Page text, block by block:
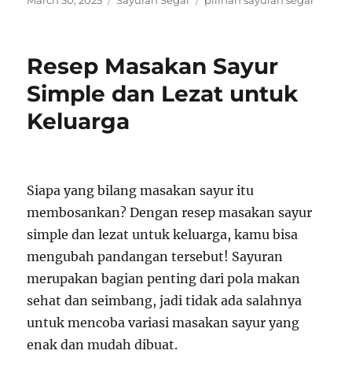
Resep Masakan Sayur
Simple dan Lezat untuk
Keluarga
Siapa yang bilang masakan sayur itu
membosankan? Dengan resep masakan sayur
simple dan lezat untuk keluarga, kamu bisa
mengubah pandangan tersebut! Sayuran
merupakan bagian penting dari pola makan
sehat dan seimbang, jadi tidak ada salahnya
untuk mencoba variasi masakan sayur yang
enak dan mudah dibuat.